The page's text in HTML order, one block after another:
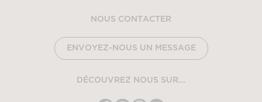
NOUS CONTACTER
ENVOYEZ-NOUS UN MESSAGE
DÉCOUVREZ NOUS SUR...